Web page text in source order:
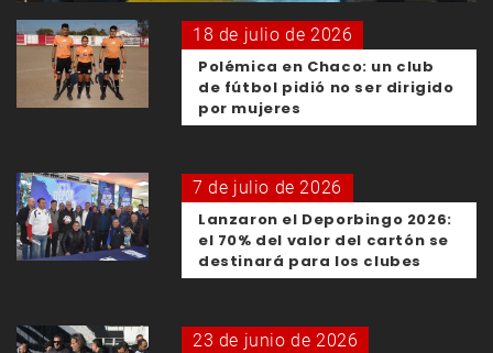
18 de julio de 2026
Polémica en Chaco: un club
de fútbol pidió no ser dirigido
por mujeres
7 de julio de 2026
Lanzaron el Deporbingo 2026:
el 70% del valor del cartón se
destinará para los clubes
23 de junio de 2026